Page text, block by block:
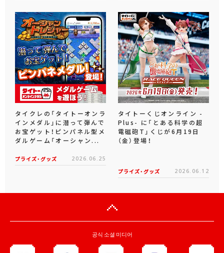
タイクレの「タイトーオンラ
インメダル」に潜って弾んで
お宝ゲット！ピンパネル型メ
ダルゲーム「オーシャン...
プライズ・グッズ 2026.06.25
タイトーくじオンライン -
Plus- に「とある科学の超
電磁砲T」くじが6月19日
（金）登場！
プライズ・グッズ 2026.06.12
공식 소셜 미디어